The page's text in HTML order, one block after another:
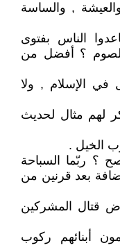
, والساسة
الناس بفتوى
الصوم ؟ أفضل من
الإسلام , ولا
لهم مثال لحديث
الخيل .
؟ ربّما السباحة
بعد قرنين من
قتال المشركين
أبنائهم ركوب